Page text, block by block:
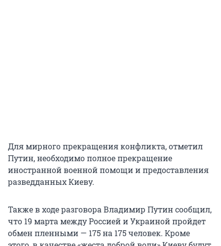
Для мирного прекращения конфликта, отметил
Путин, необходимо полное прекращение
иностранной военной помощи и предоставления
разведданных Киеву.
Также в ходе разговора Владимир Путин сообщил,
что 19 марта между Россией и Украиной пройдет
обмен пленными — 175 на 175 человек. Кроме